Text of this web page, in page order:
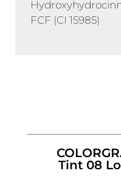
FCF (CI 15985)
Tint 08